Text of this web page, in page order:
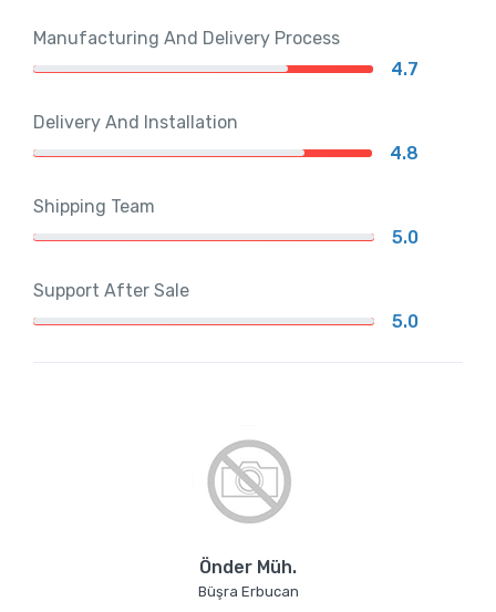
Manufacturing And Delivery Process
4.7
Delivery And Installation
4.8
Shipping Team
5.0
Support After Sale
5.0
Önder Müh.
Büşra Erbucan